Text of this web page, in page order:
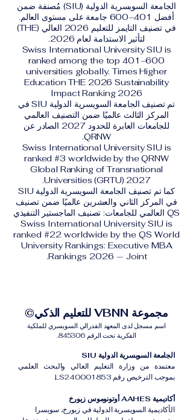
الجامعة السويسرية الدولية (SIU) مُصنفة ضمن
أفضل 401–600 جامعة على مستوى العالم.
في تصنيف التايمز للتعليم 2026 العالي (THE)
لتأثير الاستدامة لعام 2026.
Swiss International University SIU is
ranked among the top 401–600
universities globally. Times Higher
Education THE 2026 Sustainability
Impact Ranking 2026
تم تصنيف الجامعة السويسرية الدولية SIU في
المركز الثالث عالميًا ضمن التصنيف العالمي
للجامعات العابرة للحدود 2027 الصادر عن
QRNW.
Swiss International University SIU is
ranked #3 worldwide by the QRNW
Global Ranking of Transnational
Universities (GRTU) 2027.
كما تم تصنيف الجامعة السويسرية الدولية SIU
في المركز الثاني والعشرين عالميًا ضمن تصنيف
QS العالمي للجامعات: تصنيف الماجستير التنفيذي
Swiss International University SIU is
ranked #22 worldwide by the QS World
University Rankings: Executive MBA
Rankings 2026 — Joint.
مجموعة VBNN للتعليم الذكي©
اسم مسجل لدى المعهد الفدرالي السويسري للملكية
الفكرية تحت الرقم 845306.
الجامعة السويسرية الدولية SIU
معتمدة من وزارة التعليم العالي والبحث العلمي
بموجب الترخيص رقم LS240001853.
أكاديمية AAHES أوتونوموس زيورخ
الأكاديمية السويسرية الدولية في زيورخ، سويسرا